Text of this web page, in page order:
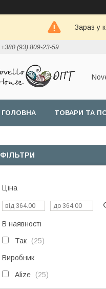
Зараз у
+380 (93) 809-23-59
ГОЛОВНА ТОВАРИ ТА
ФІЛЬТРИ
Ціна
В наявності
Так 25
Виробник
Alize 25